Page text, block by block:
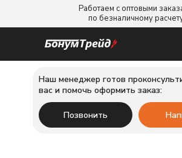
Работаем с оптовыми
по безналичному
Позвонить
Наш менеджер готов
вас и помочь оформить заказ: